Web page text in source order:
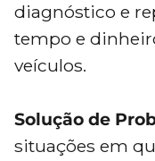
diagnóstico e
tempo e
veículos.
Solução de
situações em